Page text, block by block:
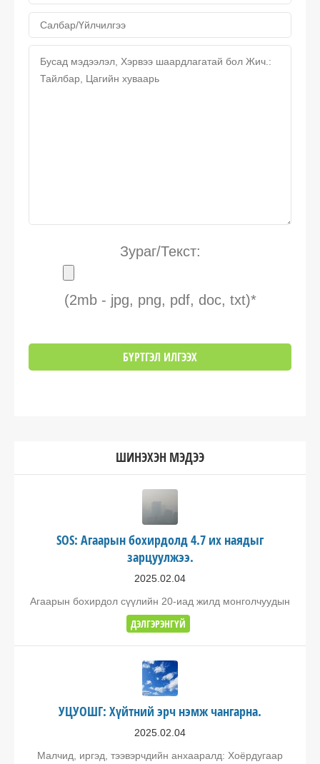
Зураг/Текст:
(2mb - jpg, png, pdf, doc, txt)*
ШИНЭХЭН МЭДЭЭ
SOS: Агаарын бохирдолд 4.7 их наядыг
зарцуулжээ.
2025.02.04
Агаарын бохирдол сүүлийн 20-иад жилд монголчуудын
ДЭЛГЭРЭНГҮЙ
УЦУОШГ: Хүйтний эрч нэмж чангарна.
2025.02.04
Малчид, иргэд, тээвэрчдийн анхааралд: Хоёрдугаар